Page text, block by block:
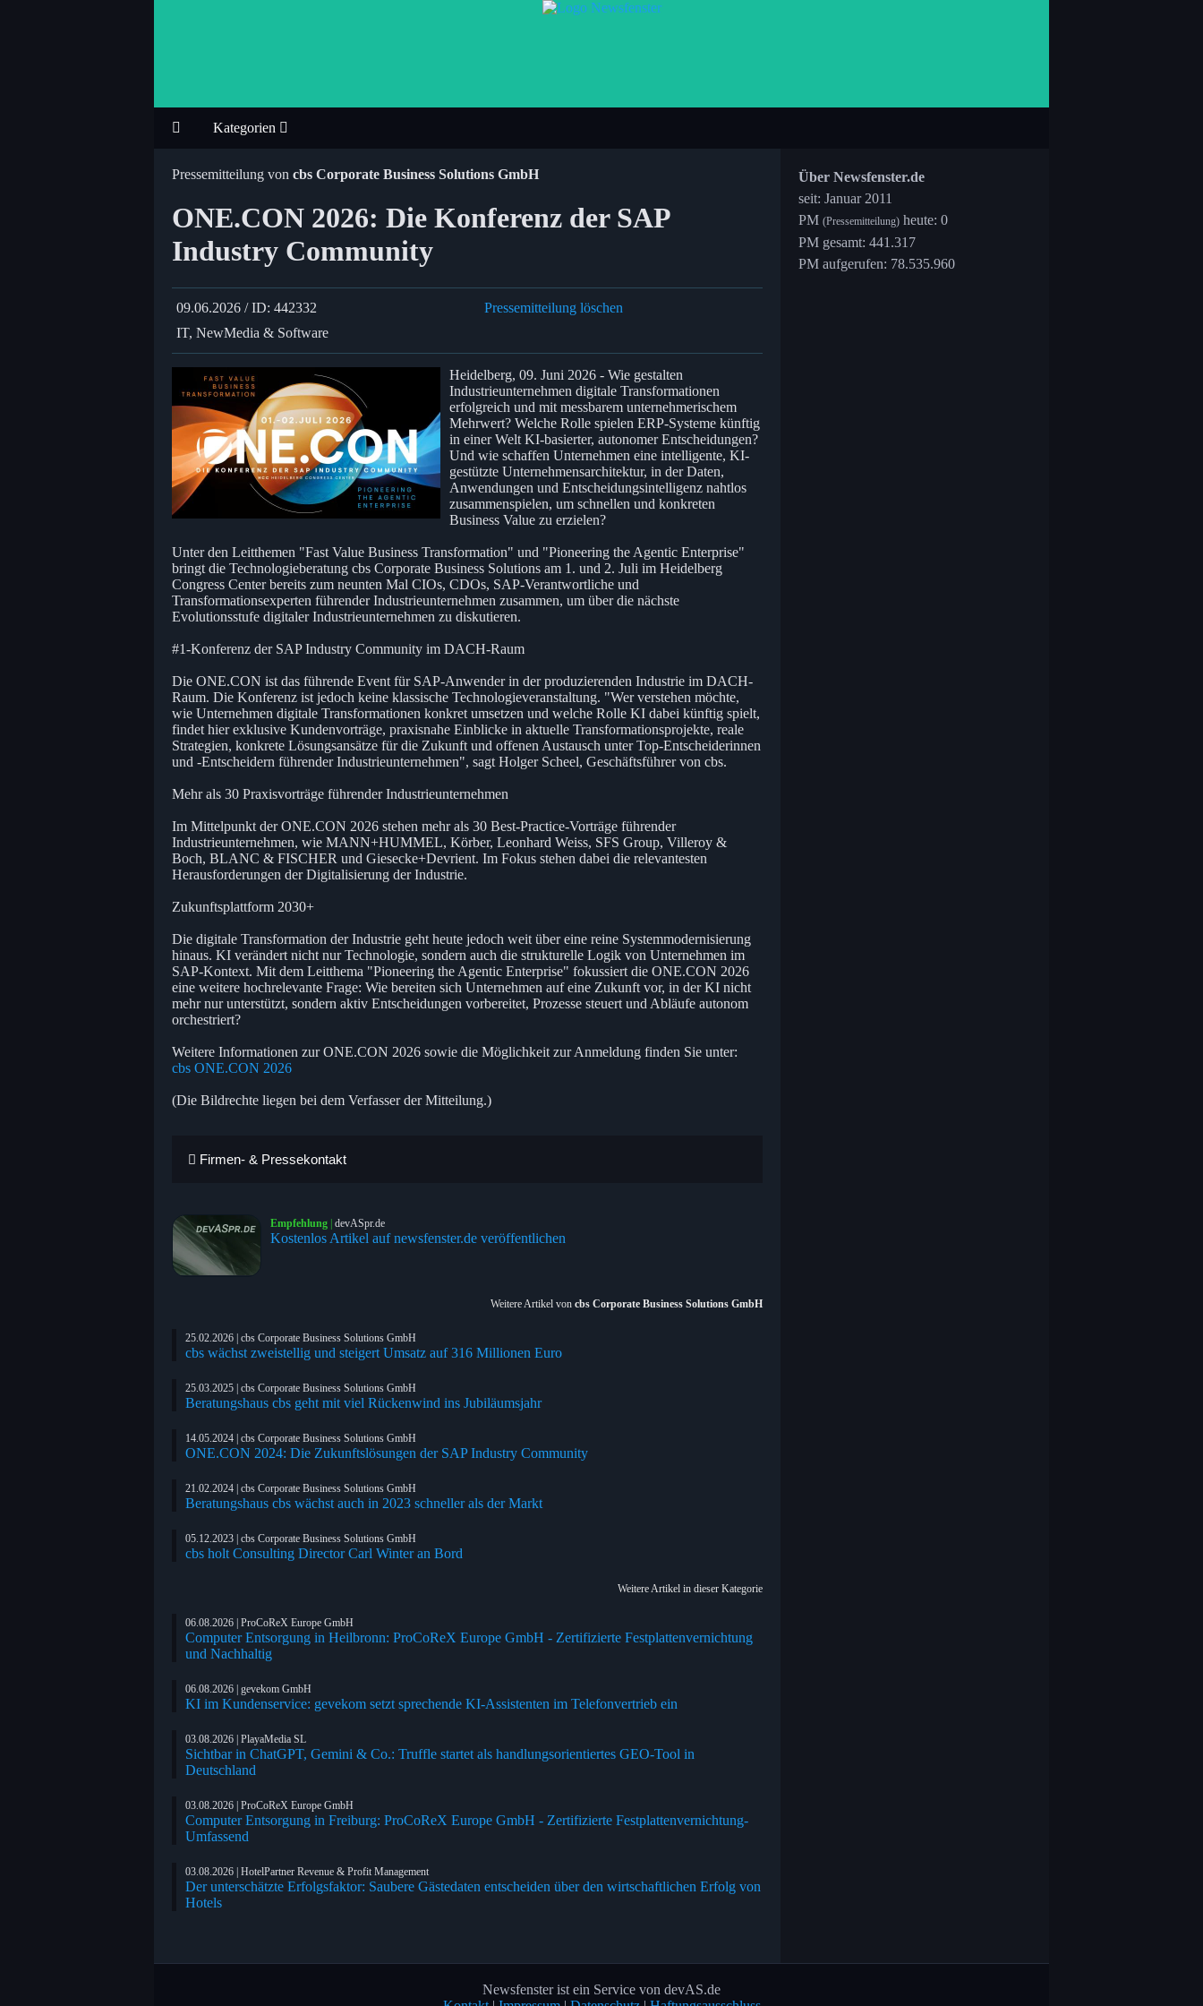
Kategorien
Pressemitteilung von cbs Corporate Business Solutions GmbH
ONE.CON 2026: Die Konferenz der SAP
Industry Community
09.06.2026 / ID: 442332
Pressemitteilung löschen
IT, NewMedia & Software
Heidelberg, 09. Juni 2026 - Wie gestalten
Industrieunternehmen digitale Transformationen
erfolgreich und mit messbarem unternehmerischem
Mehrwert? Welche Rolle spielen ERP-Systeme künftig
in einer Welt KI-basierter, autonomer Entscheidungen?
Und wie schaffen Unternehmen eine intelligente, KI-
gestützte Unternehmensarchitektur, in der Daten,
Anwendungen und Entscheidungsintelligenz nahtlos
zusammenspielen, um schnellen und konkreten
Business Value zu erzielen?
Unter den Leitthemen "Fast Value Business Transformation" und "Pioneering the Agentic Enterprise"
bringt die Technologieberatung cbs Corporate Business Solutions am 1. und 2. Juli im Heidelberg
Congress Center bereits zum neunten Mal CIOs, CDOs, SAP-Verantwortliche und
Transformationsexperten führender Industrieunternehmen zusammen, um über die nächste
Evolutionsstufe digitaler Industrieunternehmen zu diskutieren.
#1-Konferenz der SAP Industry Community im DACH-Raum
Die ONE.CON ist das führende Event für SAP-Anwender in der produzierenden Industrie im DACH-
Raum. Die Konferenz ist jedoch keine klassische Technologieveranstaltung. "Wer verstehen möchte,
wie Unternehmen digitale Transformationen konkret umsetzen und welche Rolle KI dabei künftig spielt,
findet hier exklusive Kundenvorträge, praxisnahe Einblicke in aktuelle Transformationsprojekte, reale
Strategien, konkrete Lösungsansätze für die Zukunft und offenen Austausch unter Top-Entscheiderinnen
und -Entscheidern führender Industrieunternehmen", sagt Holger Scheel, Geschäftsführer von cbs.
Mehr als 30 Praxisvorträge führender Industrieunternehmen
Im Mittelpunkt der ONE.CON 2026 stehen mehr als 30 Best-Practice-Vorträge führender
Industrieunternehmen, wie MANN+HUMMEL, Körber, Leonhard Weiss, SFS Group, Villeroy &
Boch, BLANC & FISCHER und Giesecke+Devrient. Im Fokus stehen dabei die relevantesten
Herausforderungen der Digitalisierung der Industrie.
Zukunftsplattform 2030+
Die digitale Transformation der Industrie geht heute jedoch weit über eine reine Systemmodernisierung
hinaus. KI verändert nicht nur Technologie, sondern auch die strukturelle Logik von Unternehmen im
SAP-Kontext. Mit dem Leitthema "Pioneering the Agentic Enterprise" fokussiert die ONE.CON 2026
eine weitere hochrelevante Frage: Wie bereiten sich Unternehmen auf eine Zukunft vor, in der KI nicht
mehr nur unterstützt, sondern aktiv Entscheidungen vorbereitet, Prozesse steuert und Abläufe autonom
orchestriert?
Weitere Informationen zur ONE.CON 2026 sowie die Möglichkeit zur Anmeldung finden Sie unter:
cbs ONE.CON 2026
(Die Bildrechte liegen bei dem Verfasser der Mitteilung.)
Firmen- & Pressekontakt
Empfehlung | devASpr.de
Kostenlos Artikel auf newsfenster.de veröffentlichen
Weitere Artikel von cbs Corporate Business Solutions GmbH
25.02.2026 | cbs Corporate Business Solutions GmbH
cbs wächst zweistellig und steigert Umsatz auf 316 Millionen Euro
25.03.2025 | cbs Corporate Business Solutions GmbH
Beratungshaus cbs geht mit viel Rückenwind ins Jubiläumsjahr
14.05.2024 | cbs Corporate Business Solutions GmbH
ONE.CON 2024: Die Zukunftslösungen der SAP Industry Community
21.02.2024 | cbs Corporate Business Solutions GmbH
Beratungshaus cbs wächst auch in 2023 schneller als der Markt
05.12.2023 | cbs Corporate Business Solutions GmbH
cbs holt Consulting Director Carl Winter an Bord
Weitere Artikel in dieser Kategorie
06.08.2026 | ProCoReX Europe GmbH
Computer Entsorgung in Heilbronn: ProCoReX Europe GmbH - Zertifizierte Festplattenvernichtung
und Nachhaltig
06.08.2026 | gevekom GmbH
KI im Kundenservice: gevekom setzt sprechende KI-Assistenten im Telefonvertrieb ein
03.08.2026 | PlayaMedia SL
Sichtbar in ChatGPT, Gemini & Co.: Truffle startet als handlungsorientiertes GEO-Tool in
Deutschland
03.08.2026 | ProCoReX Europe GmbH
Computer Entsorgung in Freiburg: ProCoReX Europe GmbH - Zertifizierte Festplattenvernichtung-
Umfassend
03.08.2026 | HotelPartner Revenue & Profit Management
Der unterschätzte Erfolgsfaktor: Saubere Gästedaten entscheiden über den wirtschaftlichen Erfolg von
Hotels
Über Newsfenster.de
seit: Januar 2011
PM (Pressemitteilung) heute: 0
PM gesamt: 441.317
PM aufgerufen: 78.535.960
Newsfenster ist ein Service von devAS.de